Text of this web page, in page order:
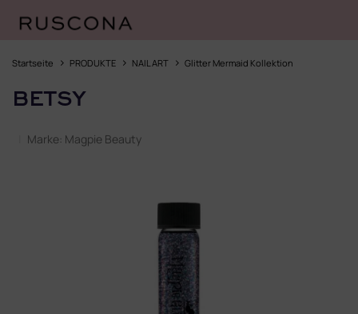
InhaltStartseite PRODUKTE NAIL ART Glitter Mermaid Kollektion
BETSY
Marke: Magpie Beauty